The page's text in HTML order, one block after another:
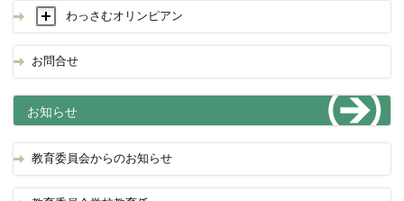
わっさむオリンピアン
お問合せ
お知らせ
教育委員会からのお知らせ